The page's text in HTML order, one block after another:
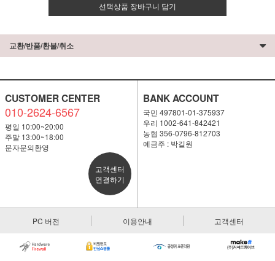
선택상품 장바구니 담기
교환/반품/환불/취소
CUSTOMER CENTER
010-2624-6567
평일 10:00~20:00
주말 13:00~18:00
문자문의환영
고객센터
연결하기
BANK ACCOUNT
국민 497801-01-375937
우리 1002-641-842421
농협 356-0796-812703
예금주 : 박길원
PC 버전 이용안내 고객센터